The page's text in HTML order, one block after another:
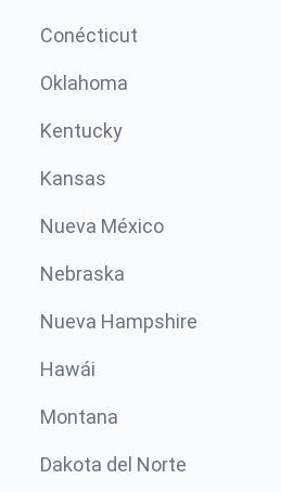
Conécticut
Oklahoma
Kentucky
Kansas
Nueva México
Nebraska
Nueva Hampshire
Hawái
Montana
Dakota del Norte